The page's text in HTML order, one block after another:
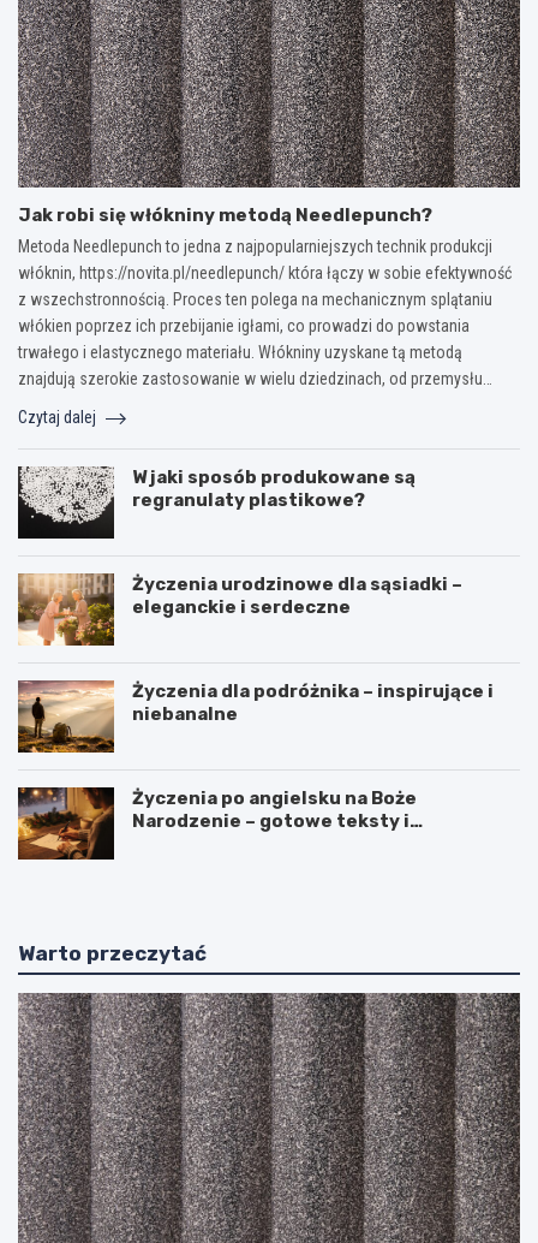
Jak robi się włókniny metodą Needlepunch?
Metoda Needlepunch to jedna z najpopularniejszych technik produkcji
włóknin, https://novita.pl/needlepunch/ która łączy w sobie efektywność
z wszechstronnością. Proces ten polega na mechanicznym splątaniu
włókien poprzez ich przebijanie igłami, co prowadzi do powstania
trwałego i elastycznego materiału. Włókniny uzyskane tą metodą
znajdują szerokie zastosowanie w wielu dziedzinach, od przemysłu…
Czytaj dalej
W jaki sposób produkowane są
regranulaty plastikowe?
Życzenia urodzinowe dla sąsiadki –
eleganckie i serdeczne
Życzenia dla podróżnika – inspirujące i
niebanalne
Życzenia po angielsku na Boże
Narodzenie – gotowe teksty i
Warto przeczytać